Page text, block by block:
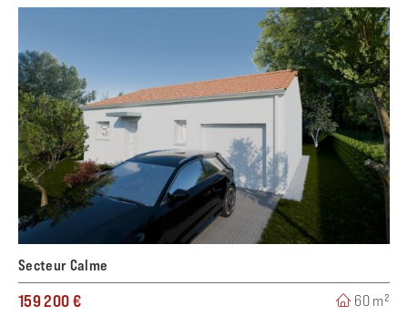
Secteur Calme
159 200 € 60 m²